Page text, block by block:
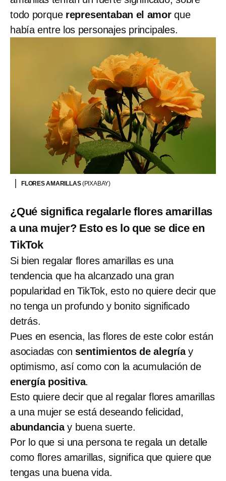
todo porque representaban el amorque
había entre los personajes principales.
FLORES AMARILLAS(PIXABAY)
¿Qué significa regalarle flores amarillas
a una mujer? Esto es lo que se dice en
TikTok
Si bien regalar flores amarillas es una
tendencia que ha alcanzado una gran
popularidad en TikTok, esto no quiere decir que
no tenga un profundo y bonito significado
detrás.
Pues en esencia, las flores de este color están
asociadas con sentimientos de alegríay
optimismo, así como con la acumulación de
energía positiva.
Esto quiere decir que al regalar flores amarillas
a una mujer se está deseando felicidad,
abundanciay buena suerte.
Por lo que si una persona te regala un detalle
como flores amarillas, significa que quiere que
tengas una buena vida.